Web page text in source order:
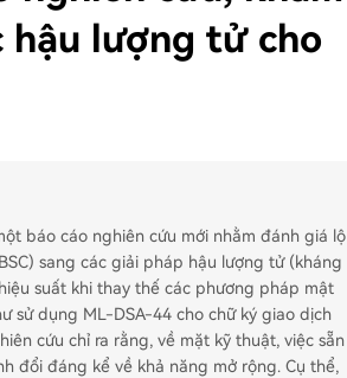
hậu lượng tử cho
báo cáo nghiên cứu mới nhằm đánh giá lộ
sang các giải pháp hậu lượng tử (kháng
suất khi thay thế các phương pháp mật
sử dụng ML-DSA-44 cho chữ ký giao dịch
cứu chỉ ra rằng, về mặt kỹ thuật, việc sẵn
đổi đáng kể về khả năng mở rộng. Cụ thể,